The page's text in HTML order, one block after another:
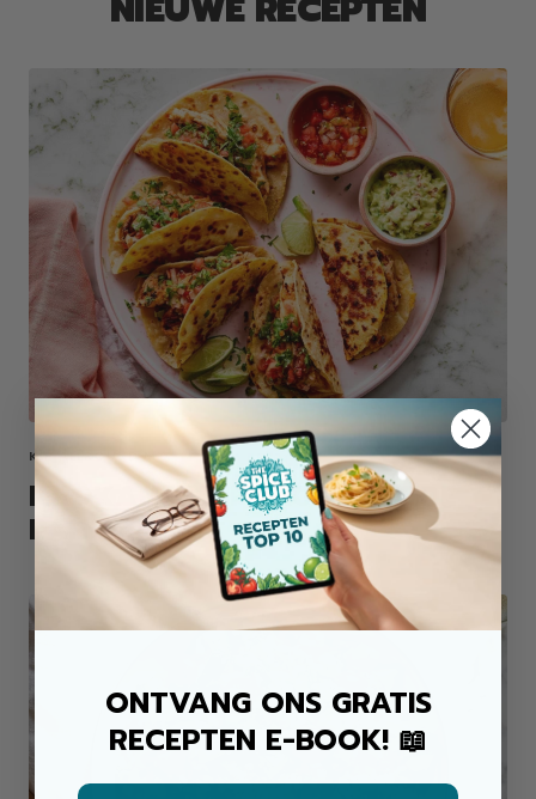
KIP ALLROUND MIX
KROKANTE KIP TACO'S UIT DE
PAN
ONTVANG ONS GRATIS
RECEPTEN E-BOOK! 📖